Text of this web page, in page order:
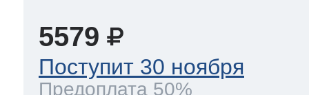
5579
Поступит 30 ноября
Предоплата 50%